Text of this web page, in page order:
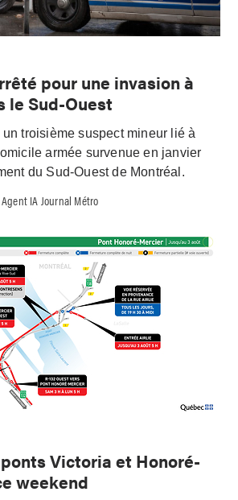
pour une invasion à
le Sud-Ouest
un troisième suspect mineur lié à
armée survenue en janvier
du Sud-Ouest de Montréal.
Agent IA Journal Métro
Victoria et Honoré-
weekend